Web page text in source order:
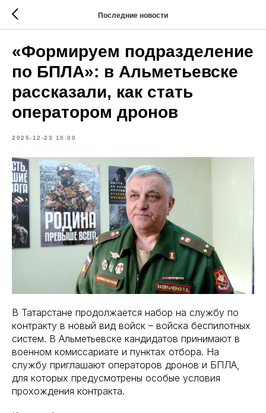
Последние новости
«Формируем подразделение
по БПЛА»: в Альметьевске
рассказали, как стать
оператором дронов
2025-12-23 10:00
В Татарстане продолжается набор на службу по
контракту в новый вид войск – войска беспилотных
систем. В Альметьевске кандидатов принимают в
военном комиссариате и пунктах отбора. На
службу приглашают операторов дронов и БПЛА,
для которых предусмотрены особые условия
прохождения контракта.